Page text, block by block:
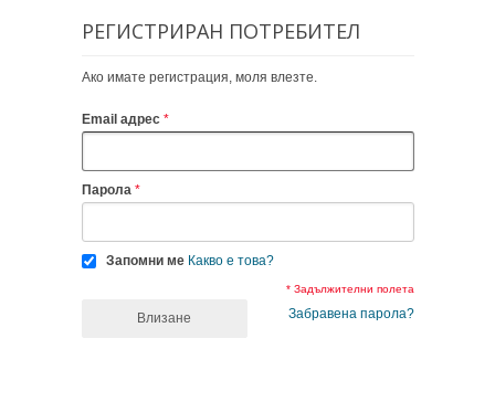
РЕГИСТРИРАН ПОТРЕБИТЕЛ
Ако имате регистрация, моля влезте.
Email адрес
Парола
Запомни ме Какво е това?
* Задължителни полета
Забравена парола?
Влизане